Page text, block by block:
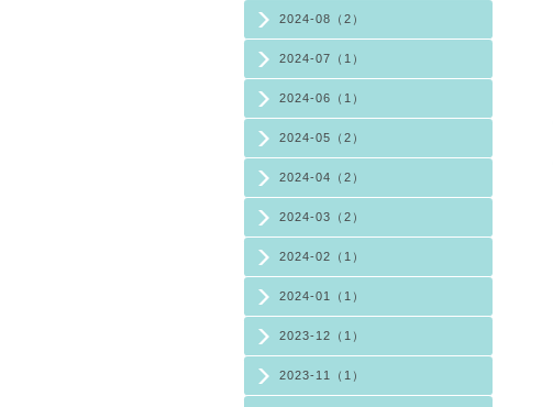
2024-08（2）
2024-07（1）
2024-06（1）
2024-05（2）
2024-04（2）
2024-03（2）
2024-02（1）
2024-01（1）
2023-12（1）
2023-11（1）